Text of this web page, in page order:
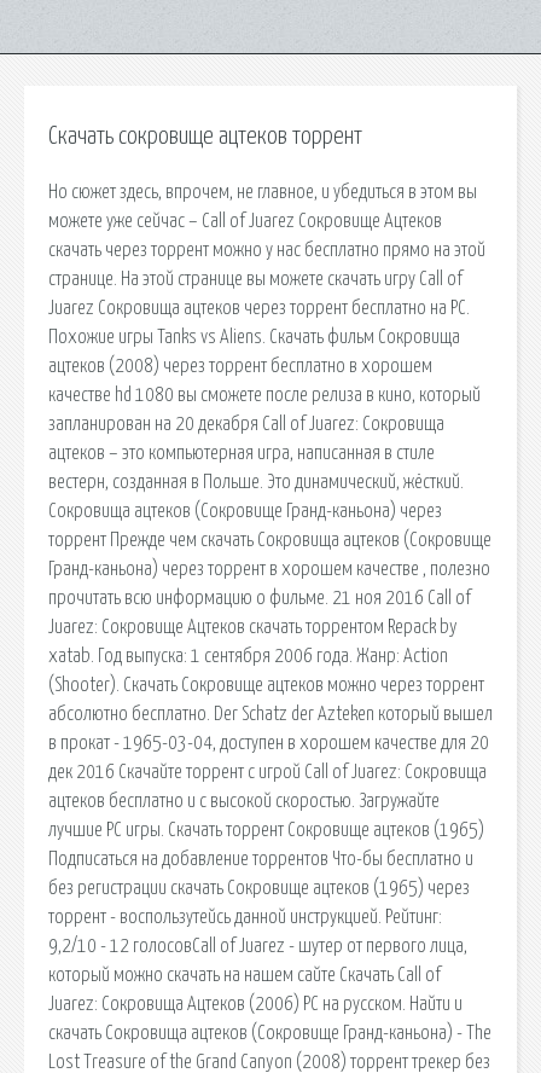
Скачать сокровище ацтеков торрент
Но сюжет здесь, впрочем, не главное, и убедиться в этом вы
можете уже сейчас – Call of Juarez Сокровище Ацтеков
скачать через торрент можно у нас бесплатно прямо на этой
странице. На этой странице вы можете скачать игру Call of
Juarez Cокровища ацтеков через торрент бесплатно на PC.
Похожие игры Tanks vs Aliens. Скачать фильм Сокровища
ацтеков (2008) через торрент бесплатно в хорошем
качестве hd 1080 вы сможете после релиза в кино, который
запланирован на 20 декабря Call of Juarez: Cокровища
ацтеков – это компьютерная игра, написанная в стиле
вестерн, созданная в Польше. Это динамический, жёсткий.
Сокровища ацтеков (Сокровище Гранд-каньона) через
торрент Прежде чем скачать Сокровища ацтеков (Сокровище
Гранд-каньона) через торрент в хорошем качестве , полезно
прочитать всю информацию о фильме. 21 ноя 2016 Call of
Juarez: Сокровище Ацтеков скачать торрентом Repack by
xatab. Год выпуска: 1 сентября 2006 года. Жанр: Action
(Shooter). Скачать Сокровище ацтеков можно через торрент
абсолютно бесплатно. Der Schatz der Azteken который вышел
в прокат - 1965-03-04, доступен в хорошем качестве для 20
дек 2016 Скачайте торрент с игрой Call of Juarez: Cокровища
ацтеков бесплатно и с высокой скоростью. Загружайте
лучшие PC игры. Скачать торрент Сокровище ацтеков (1965)
Подписаться на добавление торрентов Что-бы бесплатно и
без регистрации скачать Сокровище ацтеков (1965) через
торрент - воспользутейсь данной инструкцией. Рейтинг:
9,2/10 - 12 голосовCall of Juarez - шутер от первого лица,
который можно скачать на нашем сайте Скачать Call of
Juarez: Сокровища Ацтеков (2006) PC на русском. Найти и
скачать Сокровища ацтеков (Сокровище Гранд-каньона) - The
Lost Treasure of the Grand Canyon (2008) торрент трекер без